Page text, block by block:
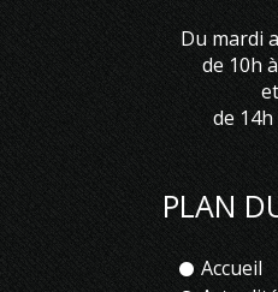
Du mardi
de 10h
et
de
PLAN
Accueil